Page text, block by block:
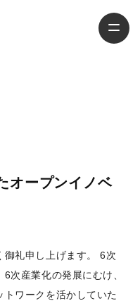
オープンイノベ
御礼申し上げます。 6次
次産業化の発展にむけ、
ワークを活かしていた